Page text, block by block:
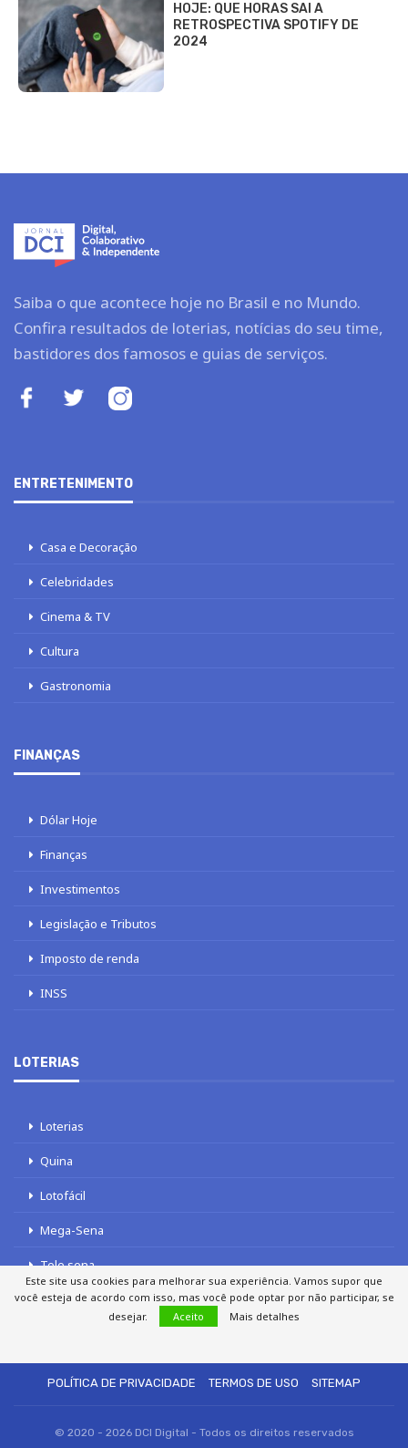
HOJE: QUE HORAS SAI A
RETROSPECTIVA SPOTIFY DE
2024
Saiba o que acontece hoje no Brasil e no Mundo.
Confira resultados de loterias, notícias do seu time,
bastidores dos famosos e guias de serviços.
ENTRETENIMENTO
Casa e Decoração
Celebridades
Cinema & TV
Cultura
Gastronomia
FINANÇAS
Dólar Hoje
Finanças
Investimentos
Legislação e Tributos
Imposto de renda
INSS
LOTERIAS
Loterias
Quina
Lotofácil
Mega-Sena
Tele sena
POLÍTICA DE PRIVACIDADE
TERMOS DE USO SITEMAP
© 2020 - 2026 DCI Digital - Todos os direitos reservados
Este site usa cookies para melhorar sua experiência. Vamos supor que
você esteja de acordo com isso, mas você pode optar por não participar, se
desejar.
Aceito Mais detalhes